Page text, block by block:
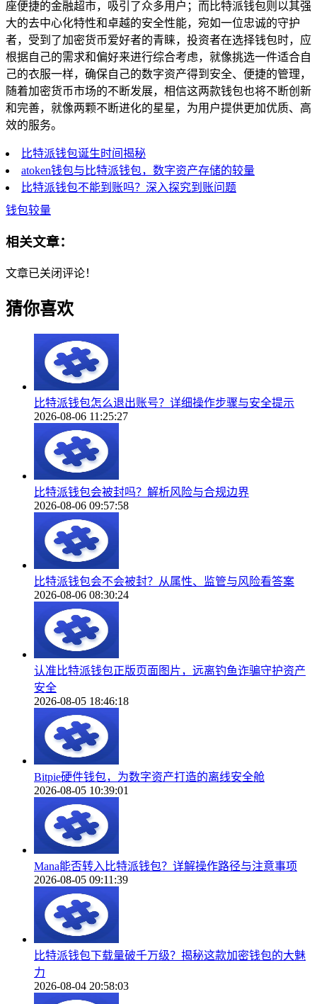
座便捷的金融超市，吸引了众多用户；而比特派钱包则以其强
大的去中心化特性和卓越的安全性能，宛如一位忠诚的守护
者，受到了加密货币爱好者的青睐，投资者在选择钱包时，应
根据自己的需求和偏好来进行综合考虑，就像挑选一件适合自
己的衣服一样，确保自己的数字资产得到安全、便捷的管理，
随着加密货币市场的不断发展，相信这两款钱包也将不断创新
和完善，就像两颗不断进化的星星，为用户提供更加优质、高
效的服务。
比特派钱包诞生时间揭秘
atoken钱包与比特派钱包，数字资产存储的较量
比特派钱包不能到账吗？深入探究到账问题
钱包较量
相关文章：
文章已关闭评论！
猜你喜欢
比特派钱包怎么退出账号？详细操作步骤与安全提示
2026-08-06 11:25:27
比特派钱包会被封吗？解析风险与合规边界
2026-08-06 09:57:58
比特派钱包会不会被封？从属性、监管与风险看答案
2026-08-06 08:30:24
认准比特派钱包正版页面图片，远离钓鱼诈骗守护资产
安全
2026-08-05 18:46:18
Bitpie硬件钱包，为数字资产打造的离线安全舱
2026-08-05 10:39:01
Mana能否转入比特派钱包？详解操作路径与注意事项
2026-08-05 09:11:39
比特派钱包下载量破千万级？揭秘这款加密钱包的大魅
力
2026-08-04 20:58:03